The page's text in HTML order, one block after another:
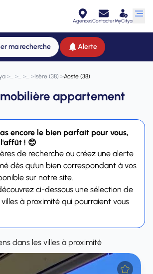
AgencesContacterMyCitya
ma recherche Alerte
> > > >Isère (38) >Aoste (38)
appartement
encore le bien parfait pour vous,
! 😊
de recherche ou créez une alerte
dès qu'un bien correspondant à vos
sur notre site.
ci-dessous une sélection de
à proximité qui pourraient vous
dans les villes à proximité